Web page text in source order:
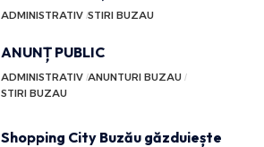
ADMINISTRATIV STIRI BUZAU
ANUNȚ PUBLIC
ADMINISTRATIV ANUNTURI BUZAU
STIRI BUZAU
Shopping City Buzău găzduiește